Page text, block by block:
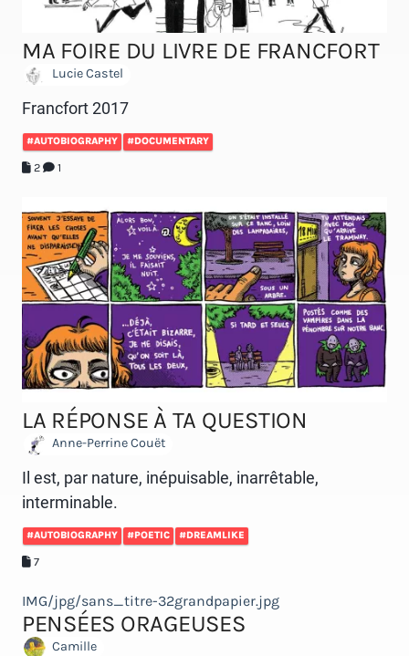
MA FOIRE DU LIVRE DE FRANCFORT
Lucie Castel
Francfort 2017
#AUTOBIOGRAPHY #DOCUMENTARY
2 1
LA RÉPONSE À TA QUESTION
Anne-Perrine Couët
Il est, par nature, inépuisable, inarrêtable,
interminable.
#AUTOBIOGRAPHY #POETIC #DREAMLIKE
7
IMG/jpg/sans_titre-32grandpapier.jpg
PENSÉES ORAGEUSES
Camille